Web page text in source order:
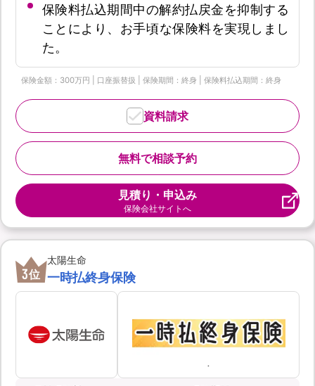
保険料払込期間中の解約払戻金を抑制する
ことにより、お手頃な保険料を実現しまし
た。
保険金額：300万円 | 口座振替扱 | 保険期間：終身 | 保険料払込期間：終身
無料で相談予約
資料請求
見積り・申込み
保険会社サイトへ
3位
太陽生命
一時払終身保険